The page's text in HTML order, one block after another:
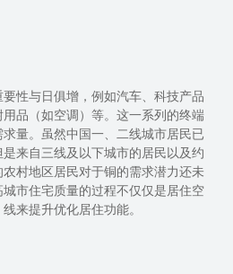
性与日俱增，例如汽车、科技产品
用品（如空调）等。这一系列的终端
量。虽然中国一、二线城市居民已
来自三线及以下城市的居民以及约
农村地区居民对于铜的需求潜力还未
城市住宅质量的过程不仅仅是居住空
来提升优化居住功能。